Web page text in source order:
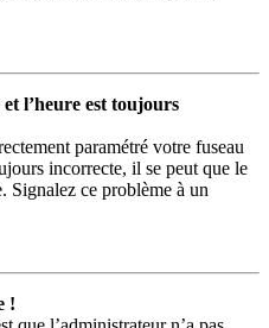
l’heure est toujours
paramétré votre fuseau
incorrecte, il se peut que le
Signalez ce problème à un
!